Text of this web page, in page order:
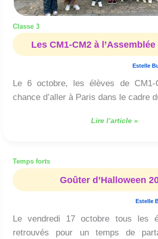
Classe 3
Les CM1-CM2 à
Estelle
Le 6 octobre, les élèves de
chance d’aller à Paris dans le cadre
Lire l’article »
Temps forts
Goûter d’Halloween
Estelle
Le vendredi 17 octobre tous les
retrouvés pour un temps de
d’Halloween